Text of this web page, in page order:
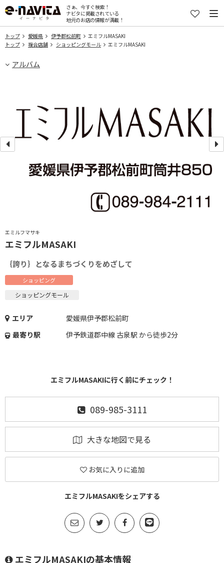
さぁ、今すぐ検索！
ナビタに掲載されている
地元のお店の情報が満載！
トップ 愛媛県 伊予郡松前町
エミフルMASAKI
トップ
複合店舗 ショッピングモール エミフルMASAKI
アルバム
エミルフマサキ
エミフルMASAKI
｛誇り｝となるまちづくりをめざして
ショッピング
ショッピングモール
エリア
愛媛県伊予郡松前町
最寄り駅
伊予鉄道郡中線 古泉駅 から徒歩2分
エミフルMASAKIに行く前にチェック！
089-985-3111
大きな地図で見る
お気に入りに追加
エミフルMASAKIをシェアする
エミフルMASAKIの基本情報